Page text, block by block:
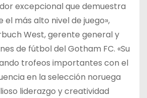
excepcional que demuestra
más alto nivel de juego»,
West, gerente general y
de fútbol del Gotham FC. «Su
trofeos importantes con el
en la selección noruega
liderazgo y creatividad